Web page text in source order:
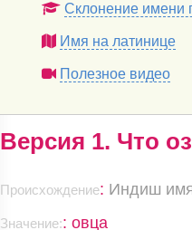
Склонение имени
Имя на латинице
Полезное видео
Версия 1. Что
Происхождение: Индиш
Значение:: овца